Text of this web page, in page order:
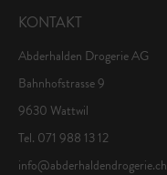
KONTAKT
Abderhalden Drogerie AG
Bahnhofstrasse 9
9630 Wattwil
Tel. 071 988 13 12
info@abderhaldendrogerie.ch